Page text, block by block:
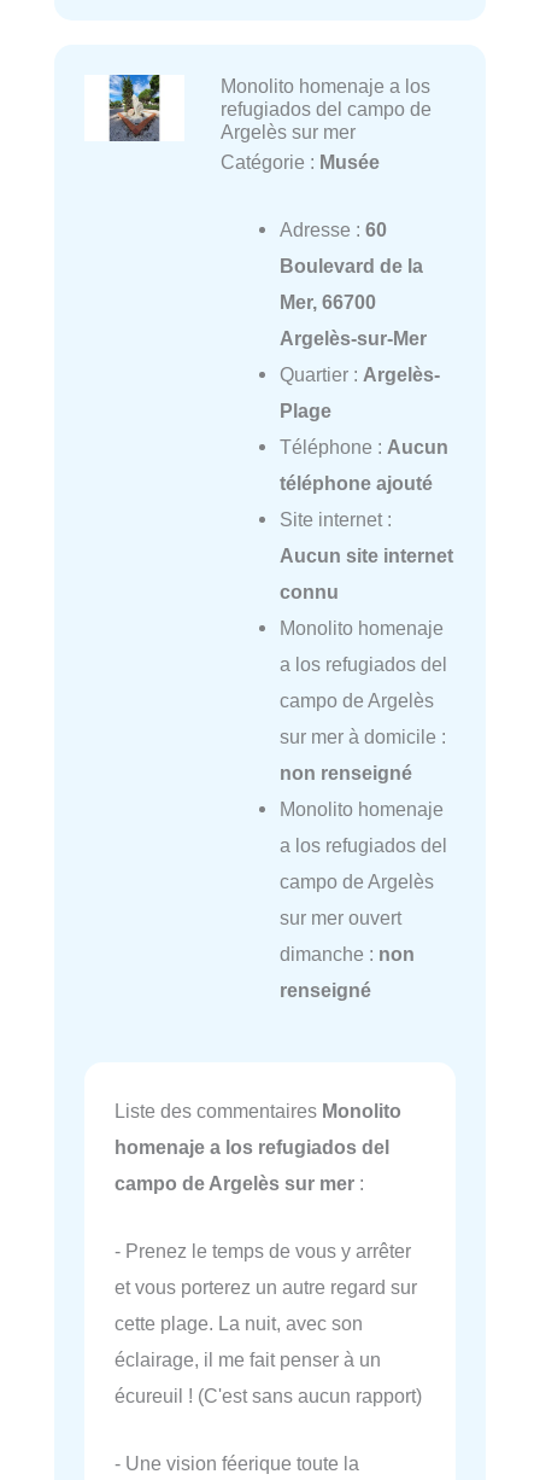
Monolito homenaje a los
refugiados del campo de
Argelès sur mer
Catégorie : Musée
Adresse : 60
Boulevard de la
Mer, 66700
Argelès-sur-Mer
Quartier : Argelès-
Plage
Téléphone : Aucun
téléphone ajouté
Site internet :
Aucun site internet
connu
Monolito homenaje
a los refugiados del
campo de Argelès
sur mer à domicile :
non renseigné
Monolito homenaje
a los refugiados del
campo de Argelès
sur mer ouvert
dimanche : non
renseigné
Liste des commentaires Monolito
homenaje a los refugiados del
campo de Argelès sur mer :
- Prenez le temps de vous y arrêter
et vous porterez un autre regard sur
cette plage. La nuit, avec son
éclairage, il me fait penser à un
écureuil ! (C'est sans aucun rapport)
- Une vision féerique toute la